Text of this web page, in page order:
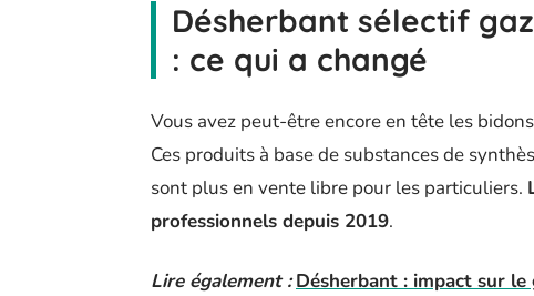
Désherbant sélectif
: ce qui a changé
Vous avez peut-être encore en tête les
Ces produits à base de substances de
sont plus en vente libre pour les particuliers.
professionnels depuis 2019.
Lire également : Désherbant : impact sur